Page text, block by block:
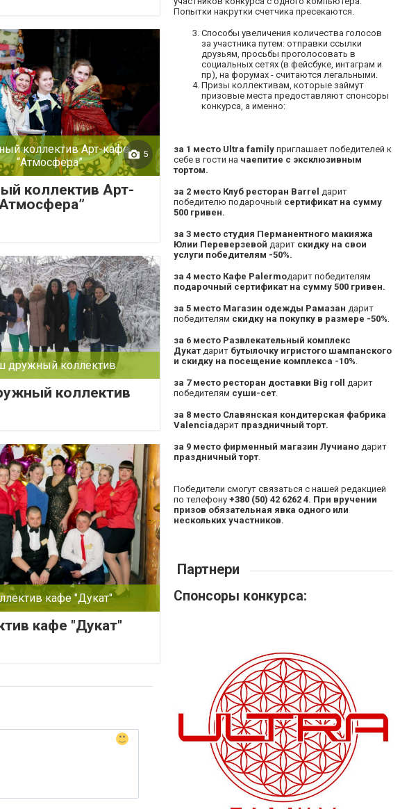
коллектив Арт-кафе
“Атмосфера”
5
коллектив Арт-
дружный коллектив
коллектив
кафе "Дукат"
кафе "Дукат"
Попытки накрутки счетчика пресекаются.
Способы увеличения количества голосов
за участника путем: отправки ссылки
друзьям, просьбы проголосовать в
социальных сетях (в фейсбуке, интаграм и
пр), на форумах - считаются легальными.
Призы коллективам, которые займут
призовые места предоставляют спонсоры
конкурса, а именно:
за 1 место Ultra family приглашает победителей к
себе в гости на чаепитие с эксклюзивным
тортом.
за 2 место Клуб ресторан Barrel дарит
победителю подарочный сертификат на сумму
500 гривен.
за 3 место студия Перманентного макияжа
Юлии Переверзевой дарит скидку на свои
услуги победителям -50%.
за 4 место Кафе Palermoдарит победителям
подарочный сертификат на сумму 500 гривен.
за 5 место Магазин одежды Рамазан дарит
победителям скидку на покупку в размере -50%.
за 6 место Развлекательный комплекс
Дукат дарит бутылочку игристого шампанского
и скидку на посещение комплекса -10%.
за 7 место ресторан доставки Big roll дарит
победителям суши-сет.
за 8 место Славянская кондитерская фабрика
Valenciaдарит праздничный торт.
за 9 место фирменный магазин Лучиано дарит
праздничный торт.
Победители смогут связаться с нашей редакцией
по телефону +380 (50) 42 6262 4. При вручении
призов обязательная явка одного или
нескольких участников.
Партнери
Спонсоры конкурса: